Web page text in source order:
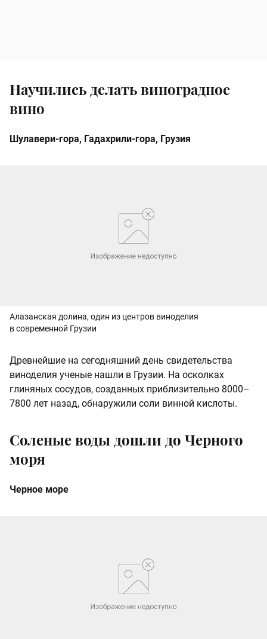
Научились делать виноградное
вино
Шулавери-гора, Гадахрили-гора, Грузия
Алазанская долина, один из центров виноделия
в современной Грузии
Древнейшие на сегодняшний день свидетельства
виноделия ученые нашли в Грузии. На осколках
глиняных сосудов, созданных приблизительно 8000–
7800 лет назад, обнаружили соли винной кислоты.
Соленые воды дошли до Черного
моря
Черное море